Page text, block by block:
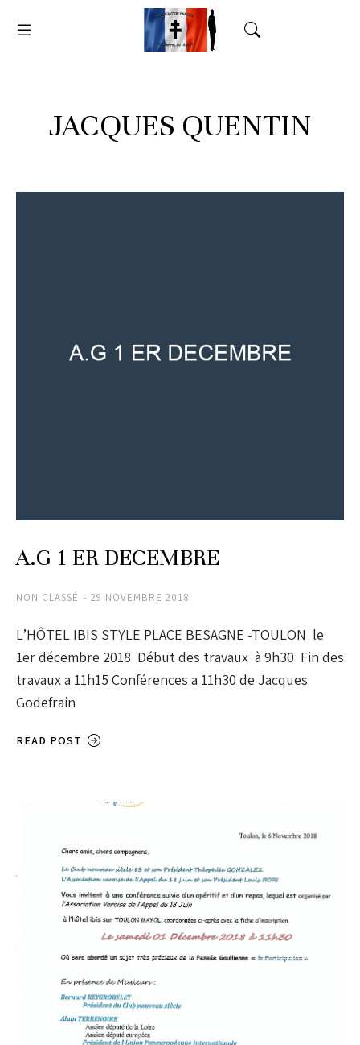
JACQUES QUENTIN
A.G 1 ER DECEMBRE
NON CLASSÉ 29 NOVEMBRE 2018
L’HÔTEL IBIS STYLE PLACE BESAGNE -TOULON le
1er décembre 2018 Début des travaux à 9h30 Fin des
travaux a 11h15 Conférences a 11h30 de Jacques
Godefrain
READ POST